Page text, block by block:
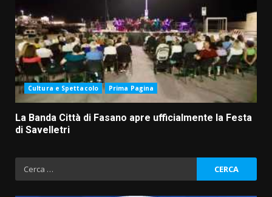
Cultura e Spettacolo Prima Pagina
La Banda Città di Fasano apre ufficialmente la Festa
di Savelletri
Ricerca
per: